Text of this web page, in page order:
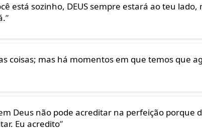
está sozinho, DEUS sempre estará ao teu
”
coisas; mas há momentos em que temos que
Deus não pode acreditar na perfeição porque
Eu acredito”